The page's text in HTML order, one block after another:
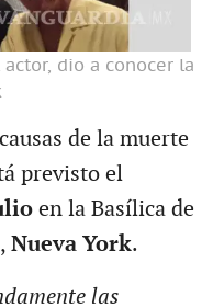
dio a conocer la
de la muerte
previsto el
en la Basílica de
Nueva York.
las